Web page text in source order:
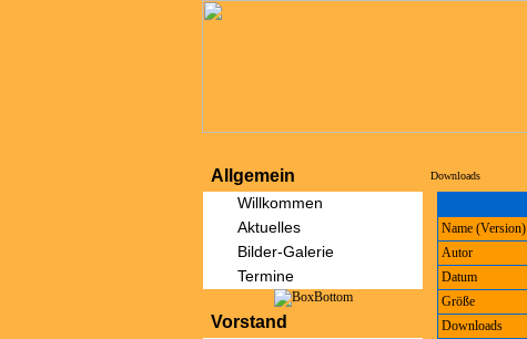
Allgemein
Willkommen
Aktuelles
Bilder-Galerie
Termine
Vorstand
Downloads
Name (Version)
Autor
Datum
Größe
Downloads